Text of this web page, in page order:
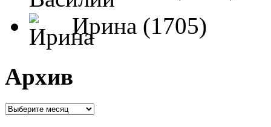
Ирина (1705)
Архив